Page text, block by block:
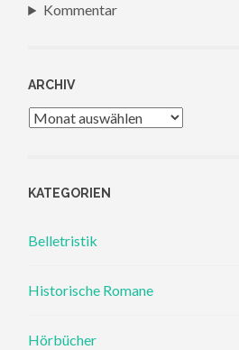
Kommentar
ARCHIV
Archiv
KATEGORIEN
Belletristik
Historische Romane
Hörbücher